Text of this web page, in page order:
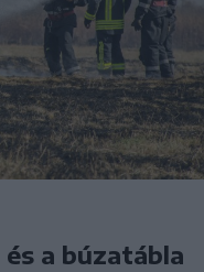
a búzatábla